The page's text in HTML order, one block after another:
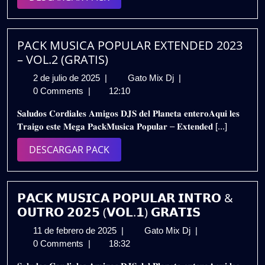
𝗚𝗥𝗔𝗧𝗜𝗦
PACK
PACK MUSICA POPULAR EXTENDED 2023
– VOL.2 (GRATIS)
2 de julio de 2025 2
de
de
2025
Gato Mix Dj PACK
EXTENDED
2023
(GRATIS)
0 Comments
12:10
𝐒𝐚𝐥𝐮𝐝𝐨𝐬 𝐂𝐨𝐫𝐝𝐢𝐚𝐥𝐞𝐬 𝐀𝐦𝐢𝐠𝐨𝐬 𝐃𝐉𝐒 𝐝𝐞𝐥 𝐏𝐥𝐚𝐧𝐞𝐭𝐚 𝐞𝐧𝐭𝐞𝐫𝐨𝐀𝐪𝐮𝐢 𝐥𝐞𝐬
𝐓𝐫𝐚𝐢𝐠𝐨 𝐞𝐬𝐭𝐞 𝐌𝐞𝐠𝐚 𝐏𝐚𝐜𝐤𝐌𝐮𝐬𝐢𝐜𝐚 𝐏𝐨𝐩𝐮𝐥𝐚𝐫 – 𝐄𝐱𝐭𝐞𝐧𝐝𝐞𝐝 [...]
DESCARGAR PACKDESCARGAR
PACK
𝗣𝗔𝗖𝗞 𝗠𝗨𝗦𝗜𝗖𝗔 𝗣𝗢𝗣𝗨𝗟𝗔𝗥 𝗜𝗡𝗧𝗥𝗢 &
𝗢𝗨𝗧𝗥𝗢 𝟮𝟬𝟮𝟱 (𝗩𝗢𝗟.𝟭) 𝗚𝗥𝗔𝗧𝗜𝗦
11 de febrero de 2025 11
de
Gato Mix Dj 𝗣𝗔𝗖𝗞
0 Comments
18:32